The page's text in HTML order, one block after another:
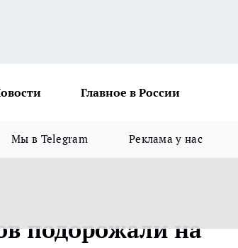
Главное в России
Мы в Telegram Реклама у нас
подорожали на